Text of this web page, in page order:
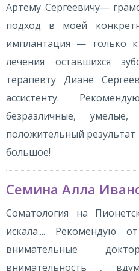
Артему Сергеевичу—
подход в моей
имплантация — только
лечения оставшихся
терапевту Диане
ассистенту.
безразличные,
положительный результат
большое!
Семина Алла
Соматология на
искала.... Рекомендую
внимательные
внимательность ,